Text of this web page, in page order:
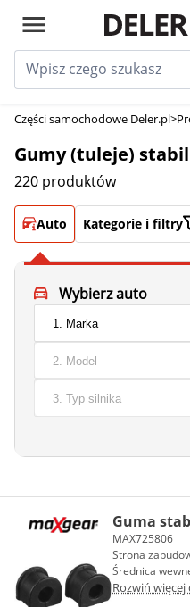
Części samochodowe Deler.pl>
Gumy (tuleje)
220 produktów
Auto Kategorie i filtry
Wybierz auto
Guma
MAX725806
Strona
Średnica
Rozwiń więcej